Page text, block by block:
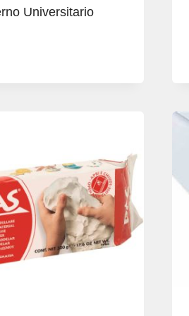
Universitario